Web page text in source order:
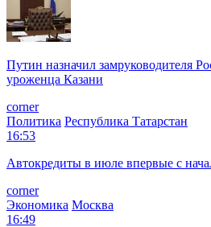
Путин назначил замруководителя
уроженца Казани
corner
Политика Республика Татарстан
16:53
Автокредиты в июле впервые с
corner
Экономика Москва
16:49